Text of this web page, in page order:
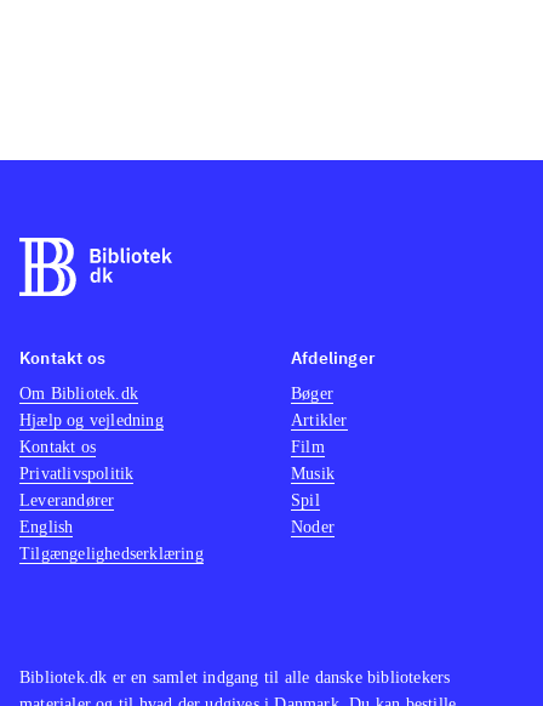
Bibliotek.dk er en samlet indgang til alle danske bibliotekers
Kontakt os
Om Bibliotek.dk
Hjælp og vejledning
Kontakt os
Privatlivspolitik
Leverandører
English
Tilgængelighedserklæring
Afdelinger
Bøger
Artikler
Film
Musik
Spil
Noder